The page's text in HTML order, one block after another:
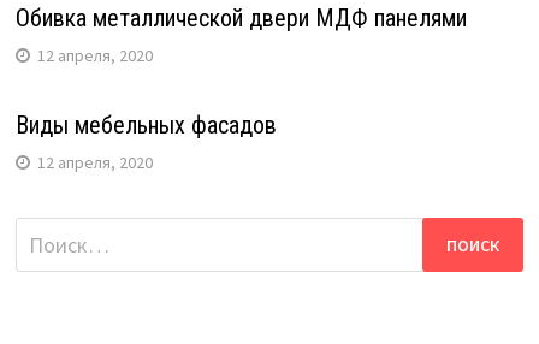
Обивка металлической двери МДФ панелями
12 апреля, 2020
Виды мебельных фасадов
12 апреля, 2020
Найти: